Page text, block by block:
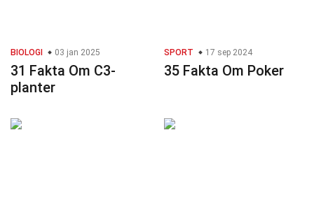
BIOLOGI 03 jan 2025
31 Fakta Om C3-
planter
SPORT 17 sep 2024
35 Fakta Om Poker